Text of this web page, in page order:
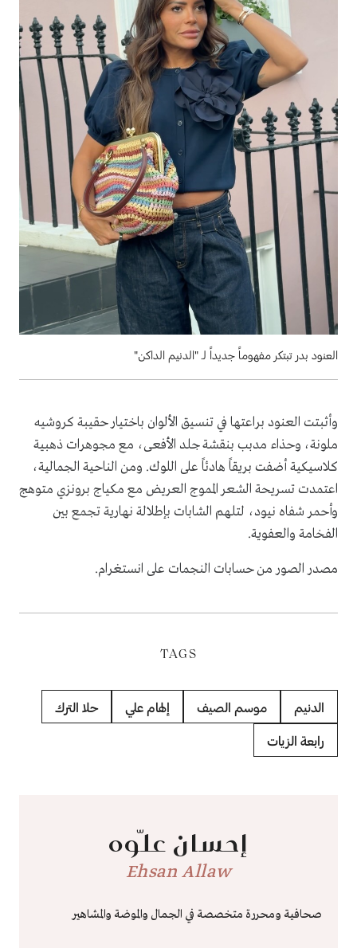
العنود بدر تبتكر مفهوماً جديداً لـ "الدنيم الداكن"
وأثبتت العنود براعتها في تنسيق الألوان باختيار حقيبة كروشيه
ملونة، وحذاء مدبب بنقشة جلد الأفعى، مع مجوهرات ذهبية
كلاسيكية أضفت بريقاً هادئاً على اللوك. ومن الناحية الجمالية،
اعتمدت تسريحة الشعر المموج العريض مع مكياج برونزي متوهج
وأحمر شفاه نيود، لتلهم الشابات بإطلالة نهارية تجمع بين
الفخامة والعفوية.
مصدر الصور من حسابات النجمات على انستغرام.
TAGS
الدنيم موسم الصيف إلهام علي حلا الترك
رابعة الزيات
إحسان علّوه
Ehsan Allaw
صحافية ومحررة متخصصة في الجمال والموضة والمشاهير